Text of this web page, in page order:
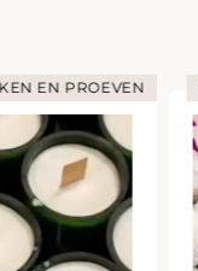
EN PROEVEN